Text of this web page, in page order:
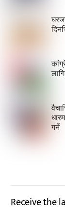
गर्ने
Receive the